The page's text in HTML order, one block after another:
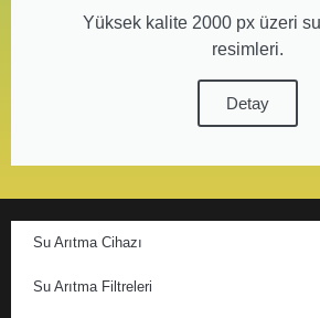
Yüksek kalite 2000 px üzeri
resimleri.
Detay
Su Arıtma Cihazı
Su Arıtma Filtreleri